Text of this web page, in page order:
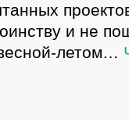
и не
летом…